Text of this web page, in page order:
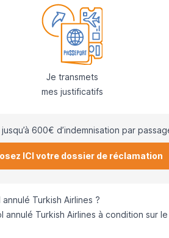
Je transmets
mes justificatifs
600€ d’indemnisation par
ICI votre dossier de réclamation
Turkish Airlines ?
annulé Turkish Airlines à condition sur